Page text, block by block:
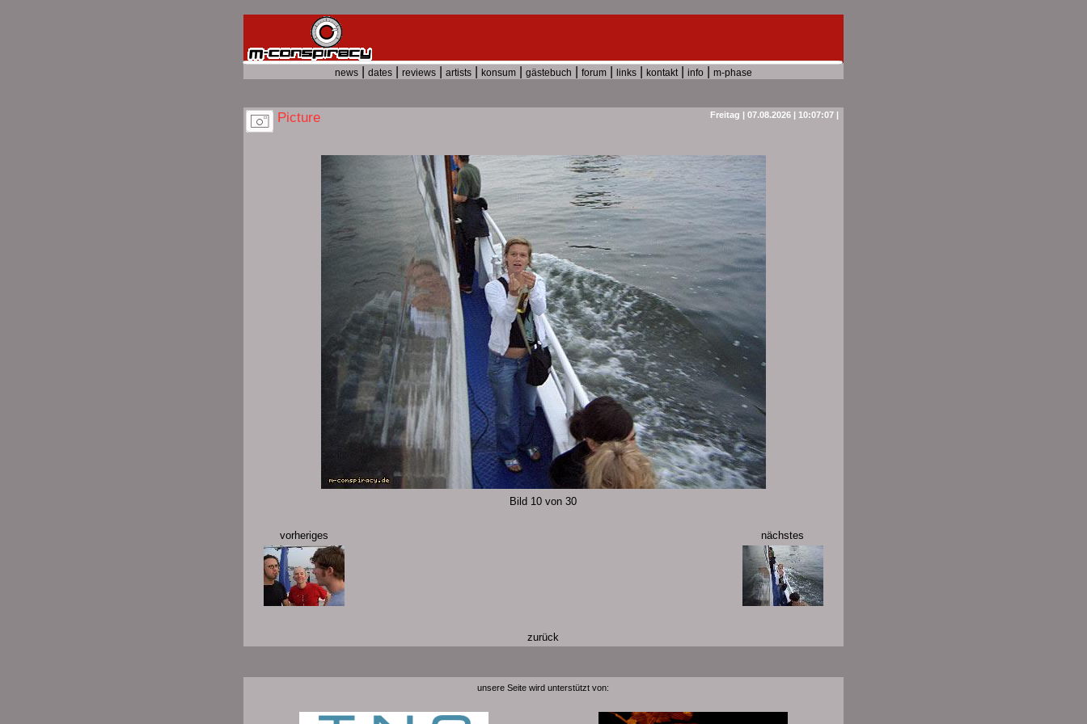
news| dates| reviews| artists| konsum| gästebuch forum| links| kontakt| info| m-phase
Picture Freitag | 07.08.2026 | 10:07:07 |
Bild 10 von 30
vorheriges nächstes
zurück
unsere Seite wird unterstützt von: